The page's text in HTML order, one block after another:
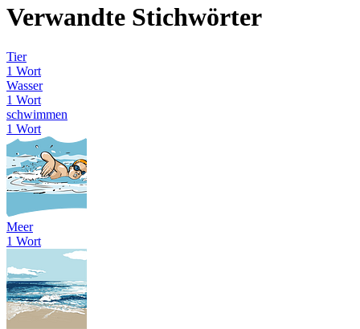
Verwandte Stichwörter
Tier
1 Wort
Wasser
1 Wort
schwimmen
1 Wort
Meer
1 Wort